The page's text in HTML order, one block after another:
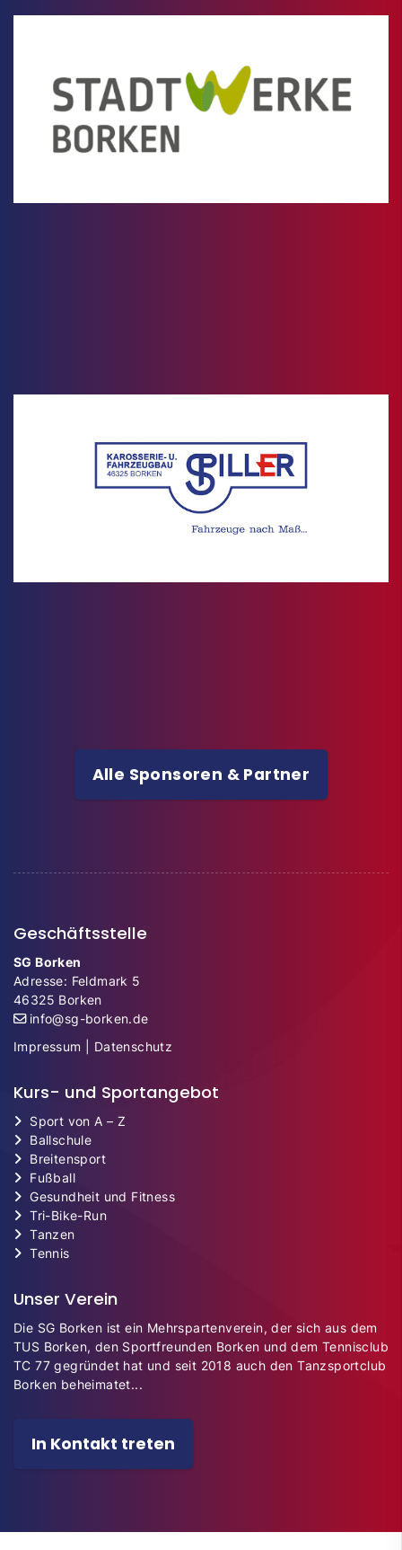
Alle Sponsoren & Partner
Geschäftsstelle
SG Borken
Adresse: Feldmark 5
46325 Borken
info@sg-borken.de
Impressum
Datenschutz
Kurs- und Sportangebot
Sport von A – Z
Ballschule
Breitensport
Fußball
Gesundheit und Fitness
Tri-Bike-Run
Tanzen
Tennis
Unser Verein
Die SG Borken ist ein Mehrspartenverein, der sich aus dem
TUS Borken, den Sportfreunden Borken und dem Tennisclub
TC 77 gegründet hat und seit 2018 auch den Tanzsportclub
Borken beheimatet...
In Kontakt treten